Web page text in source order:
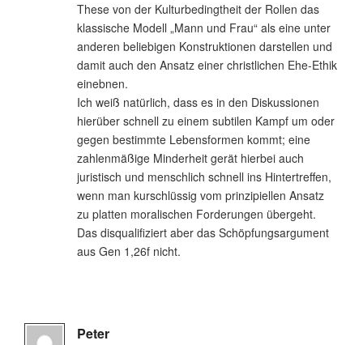
These von der Kulturbedingtheit der Rollen das
klassische Modell „Mann und Frau“ als eine unter
anderen beliebigen Konstruktionen darstellen und
damit auch den Ansatz einer christlichen Ehe-Ethik
einebnen.
Ich weiß natürlich, dass es in den Diskussionen
hierüber schnell zu einem subtilen Kampf um oder
gegen bestimmte Lebensformen kommt; eine
zahlenmäßige Minderheit gerät hierbei auch
juristisch und menschlich schnell ins Hintertreffen,
wenn man kurschlüssig vom prinzipiellen Ansatz
zu platten moralischen Forderungen übergeht.
Das disqualifiziert aber das Schöpfungsargument
aus Gen 1,26f nicht.
Peter